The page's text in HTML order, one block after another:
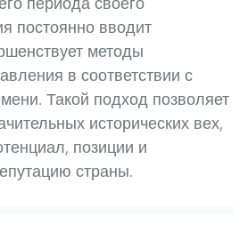
постоянно вводит
методы
в соответствии с
Такой подход позволяет
исторических вех,
позиции и
страны.